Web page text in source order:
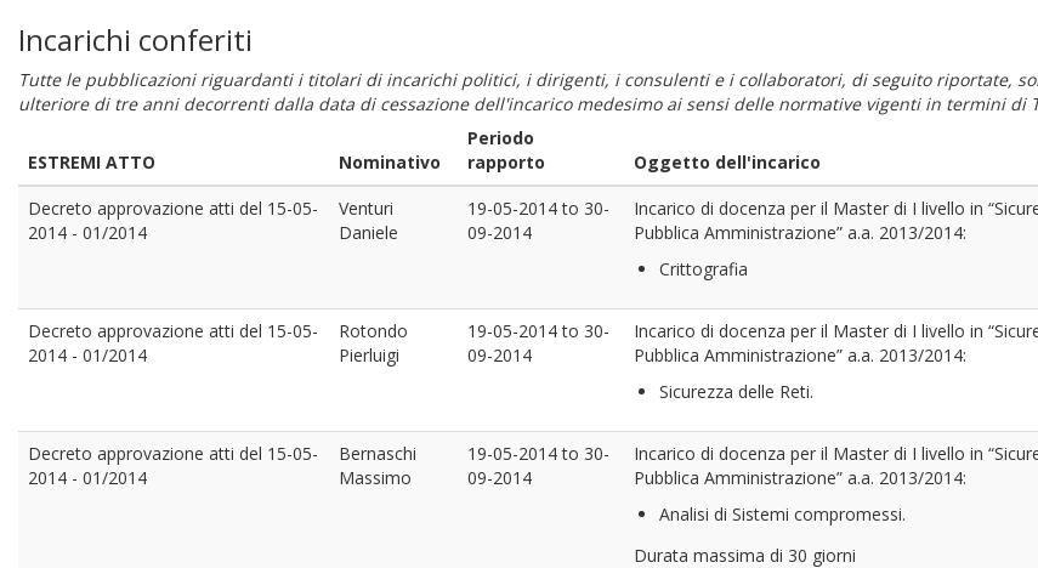
Incarichi conferiti
Tutte le pubblicazioni riguardanti i titolari di incarichi politici, i dirigenti, i consulenti e i collaboratori, di seguito riportate,
ulteriore di tre anni decorrenti dalla data di cessazione dell'incarico medesimo ai sensi delle normative vigenti in termini di
ESTREMI ATTO Nominativo
Periodo
rapporto
Oggetto dell'incarico
Decreto approvazione atti del 15-05-
2014 - 01/2014
Venturi
Daniele
19-05-2014to 30-
09-2014
Incarico di docenza per il Master di I livello in
Pubblica Amministrazione” a.a. 2013/2014:
Crittografia
Decreto approvazione atti del 15-05-
2014 - 01/2014
Rotondo
Pierluigi
19-05-2014to 30-
09-2014
Incarico di docenza per il Master di I livello in
Pubblica Amministrazione” a.a. 2013/2014:
Sicurezza delle Reti.
Decreto approvazione atti del 15-05-
2014 - 01/2014
Bernaschi
Massimo
19-05-2014to 30-
09-2014
Incarico di docenza per il Master di I livello in
Pubblica Amministrazione” a.a. 2013/2014:
Analisi di Sistemi compromessi.
Durata massima di 30 giorni